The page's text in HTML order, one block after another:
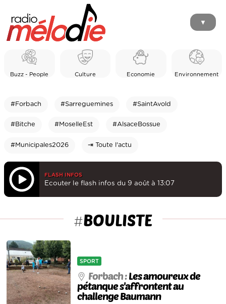
▼
Buzz - People Culture Economie Environnement
#Forbach #Sarreguemines #SaintAvold
#Bitche #MoselleEst #AlsaceBossue
#Municipales2026 ⇥ Toute l'actu
FLASH INFOS
Ecouter le flash infos du 9 août à 13:07
#BOULISTE
SPORT
Forbach :Les amoureux de
pétanque s'affrontent au
challenge Baumann